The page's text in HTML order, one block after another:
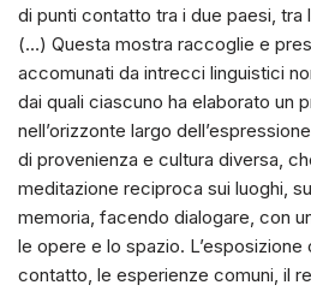
di punti contatto tra i due paesi, tra
(…) Questa mostra raccoglie e
accomunati da intrecci linguistici
dai quali ciascuno ha elaborato un
nell’orizzonte largo
di provenienza e cultura diversa,
meditazione reciproca sui luoghi,
memoria, facendo dialogare, con
le opere e lo spazio. L’esposizione
contatto, le esperienze comuni, il